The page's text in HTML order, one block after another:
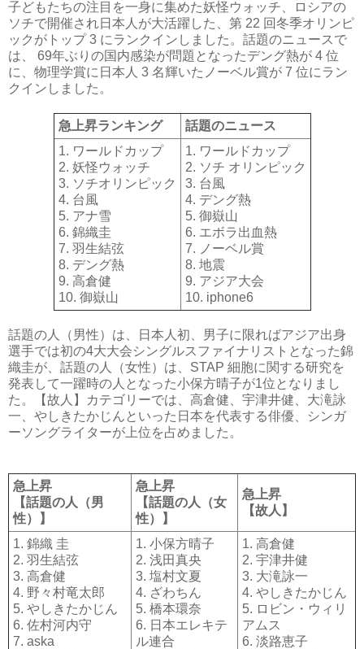
子どもたちの注目を一身に集めた妖怪ウォッチ、ロシアの
ソチで開催され日本人が大活躍した、第 22 回冬季オリンピ
ックがトップ 3 にランクインしました。話題のニュースで
は、 69年ぶりの国内感染が問題となったデング熱が 4 位
に、物理学賞に日本人 3 名輝いたノーベル賞が 7 位にラン
クインしました。
急上昇ランキング
話題のニュース
1. ワールドカップ
2. 妖怪ウォッチ
3. ソチオリンピック
4. 台風
5. アナ雪
6. 錦織圭
7. 羽生結弦
8. デング熱
9. 高倉健
10. 御嶽山
1. ワールドカップ
2. ソチ オリンピック
3. 台風
4. デング熱
5. 御嶽山
6. エボラ出血熱
7. ノーベル賞
8. 地震
9. アジア大会
10. iphone6
話題の人（男性）は、日本人初、男子に限ればアジア出身
選手では初の4大大会シングルスファイナリストとなった錦
織圭が、話題の人（女性）は、STAP 細胞に関する研究を
発表して一躍時の人となった小保方晴子が1位となりまし
た。【故人】カテゴリーでは、高倉健、宇津井健、大滝詠
一、やしきたかじんといった日本を代表する俳優、シンガ
ーソングライターが上位を占めました。
急上昇
【話題の人（男
性）】
急上昇
【話題の人（女
性）】
急上昇
【故人】
1. 錦織 圭
2. 羽生結弦
3. 高倉健
4. 野々村竜太郎
5. やしきたかじん
6. 佐村河内守
7. aska
1. 小保方晴子
2. 浅田真央
3. 塩村文夏
4. ざわちん
5. 橋本環奈
6. 日本エレキテ
ル連合
1. 高倉健
2. 宇津井健
3. 大滝詠一
4. やしきたかじん
5. ロビン・ウィリ
アムス
6. 淡路恵子